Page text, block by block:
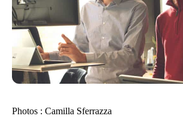
Photos : Camilla Sferrazza